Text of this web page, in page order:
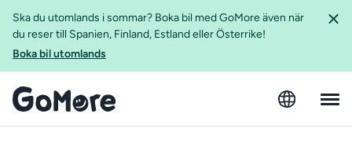
Ska du utomlands i sommar? Boka bil med GoMore även när
du reser till Spanien, Finland, Estland eller Österrike!
Boka bil utomlands